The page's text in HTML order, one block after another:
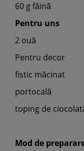
60 g făină
Pentru uns
2 ouă
Pentru decor
fistic măcinat
portocală
toping de
Mod de